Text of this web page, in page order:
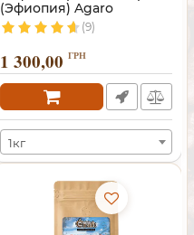
(Эфиопия) Agaro
(9)
1 300,00 ГРН
1кг